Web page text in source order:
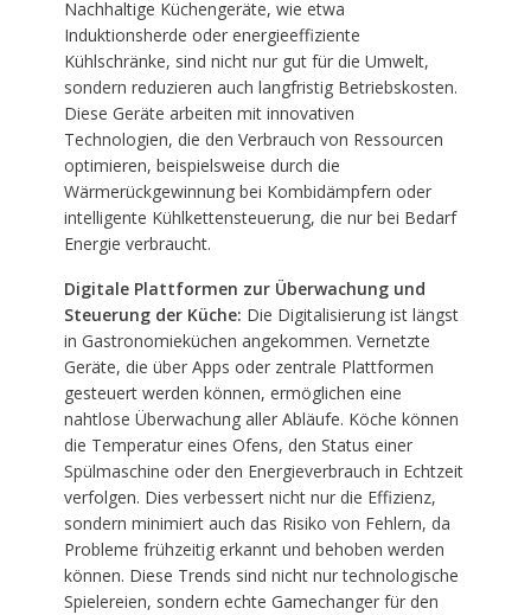
Nachhaltige Küchengeräte, wie etwa
Induktionsherde oder energieeffiziente
Kühlschränke, sind nicht nur gut für die Umwelt,
sondern reduzieren auch langfristig Betriebskosten.
Diese Geräte arbeiten mit innovativen
Technologien, die den Verbrauch von Ressourcen
optimieren, beispielsweise durch die
Wärmerückgewinnung bei Kombidämpfern oder
intelligente Kühlkettensteuerung, die nur bei Bedarf
Energie verbraucht.
Digitale Plattformen zur Überwachung und
Steuerung der Küche: Die Digitalisierung ist längst
in Gastronomieküchen angekommen. Vernetzte
Geräte, die über Apps oder zentrale Plattformen
gesteuert werden können, ermöglichen eine
nahtlose Überwachung aller Abläufe. Köche können
die Temperatur eines Ofens, den Status einer
Spülmaschine oder den Energieverbrauch in Echtzeit
verfolgen. Dies verbessert nicht nur die Effizienz,
sondern minimiert auch das Risiko von Fehlern, da
Probleme frühzeitig erkannt und behoben werden
können. Diese Trends sind nicht nur technologische
Spielereien, sondern echte Gamechanger für den